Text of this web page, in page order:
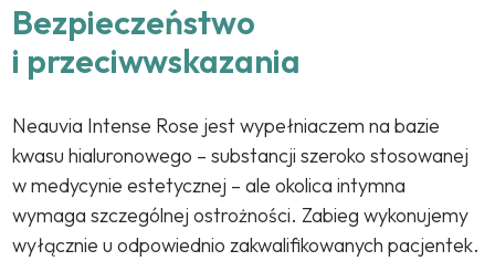
Bezpieczeństwo
i przeciwwskazania
Neauvia Intense Rose jest wypełniaczem na bazie
kwasu hialuronowego – substancji szeroko stosowanej
w medycynie estetycznej – ale okolica intymna
wymaga szczególnej ostrożności. Zabieg wykonujemy
wyłącznie u odpowiednio zakwalifikowanych pacjentek.